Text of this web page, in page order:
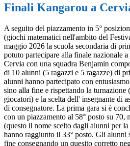
Finali Kangarou a
A seguito del piazzamento in 5°
(giochi matematici nell'ambito del
maggio 2026 la scuola secondaria di
potuto partecipare alla finale nazionale
Cervia con una squadra Benjamin
di 10 alunni (5 ragazzi e 5 ragazze) di
alunni hanno partecipato con
sino alla fine e rispettando la turnazione
giocatori) e la scelta dell' insegnante di
di consegnatore. La prima gara si è
con un piazzamento al 58° posto su 70,
(questo il nome scelto dagli alunni per
hanno raggiunto il 33° posto. Gli alunni
fine consegnando un quesito corretto